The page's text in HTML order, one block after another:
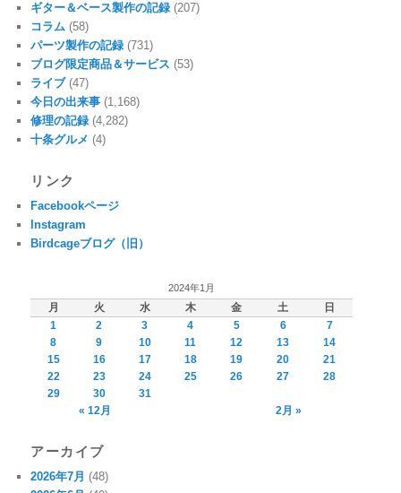
ギター＆ベース製作の記録 (207)
コラム (58)
パーツ製作の記録 (731)
ブログ限定商品＆サービス (53)
ライブ(47)
今日の出来事 (1,168)
修理の記録 (4,282)
十条グルメ (4)
リンク
Facebookページ
Instagram
Birdcageブログ（旧）
2024年1月
月 火 水 木 金 土
日
1
2 3 4 5 6
7
8
9 10 11 12 13
14
15
16 17 18 19 20
21
22
23 24 25 26 27
28
29
30
31
« 12月
2月 »
アーカイブ
2026年7月 (48)